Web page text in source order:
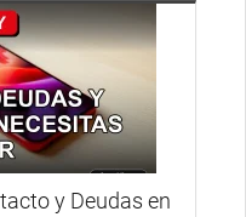
y Deudas en